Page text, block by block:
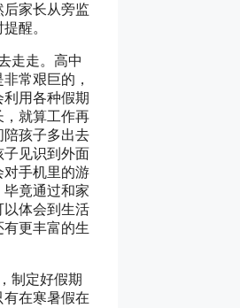
后家长从旁监
醒。
走走。高中
常艰巨的，
用各种假期
，就算工作再
陪孩子多出去
子见识到外面
对手机里的游
毕竟通过和家
以体会到生活
有更丰富的生
制定好假期
在寒暑假在